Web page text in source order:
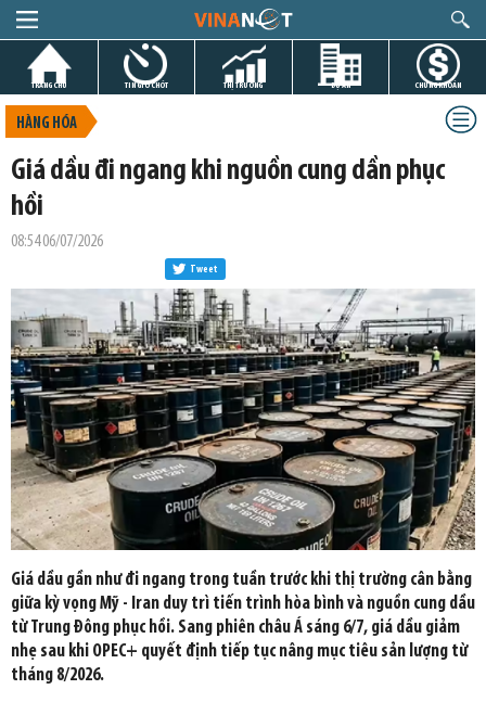
TRANG CHỦ TIN GIỜ CHÓT THỊ TRƯỜNG DỰ ÁN CHỨNG KHOÁN
HÀNG HÓA
Giá dầu đi ngang khi nguồn cung dần phục
hồi
08:54 06/07/2026
Tweet
Giá dầu gần như đi ngang trong tuần trước khi thị trường cân bằng
giữa kỳ vọng Mỹ - Iran duy trì tiến trình hòa bình và nguồn cung dầu
từ Trung Đông phục hồi. Sang phiên châu Á sáng 6/7, giá dầu giảm
nhẹ sau khi OPEC+ quyết định tiếp tục nâng mục tiêu sản lượng từ
tháng 8/2026.